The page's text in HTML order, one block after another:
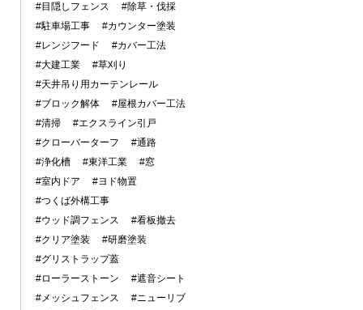
#目隠しフェンス
#除草・伐採
#駐車場工事
#カウンター塗装
#レンジフード
#カバー工法
#大建工業
#草刈り
#天井吊り用カーテンレール
#ブロック解体
#屋根カバー工法
#清掃
#エクスライン引戸
#クローバーターフ
#通路
#浄化槽
#東洋工業
#窓
#室内ドア
#ヨド物置
#つくば外構工事
#ウッド調フェンス
#看板撤去
#クリア塗装
#研磨塗装
#グリストラップ蓋
#ローラーストーン
#遮音シート
#メッシュフェンス
#ニューリブ